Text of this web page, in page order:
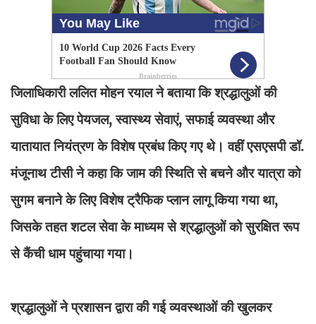
जिलाधिकारी ललित मोहन रयाल ने बताया कि श्रद्धालुओं की
सुविधा के लिए पेयजल, स्वास्थ्य सेवाएं, सफाई व्यवस्था और
यातायात नियंत्रण के विशेष प्रबंध किए गए थे। वहीं एसएसपी डॉ.
मंजूनाथ टीसी ने कहा कि जाम की स्थिति से बचने और यात्रा को
सुगम बनाने के लिए विशेष ट्रैफिक प्लान लागू किया गया था,
जिसके तहत शटल सेवा के माध्यम से श्रद्धालुओं को सुरक्षित रूप
से कैंची धाम पहुंचाया गया।
श्रद्धालुओं ने प्रशासन द्वारा की गई व्यवस्थाओं की खुलकर